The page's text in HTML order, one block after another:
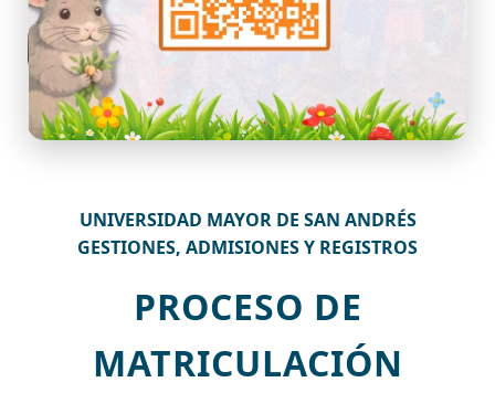
UNIVERSIDAD MAYOR DE SAN ANDRÉS
GESTIONES, ADMISIONES Y REGISTROS
PROCESO DE
MATRICULACIÓN